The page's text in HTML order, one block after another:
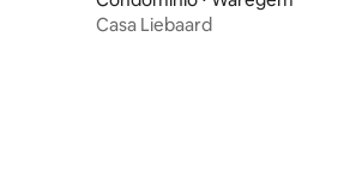
Casa Liebaard